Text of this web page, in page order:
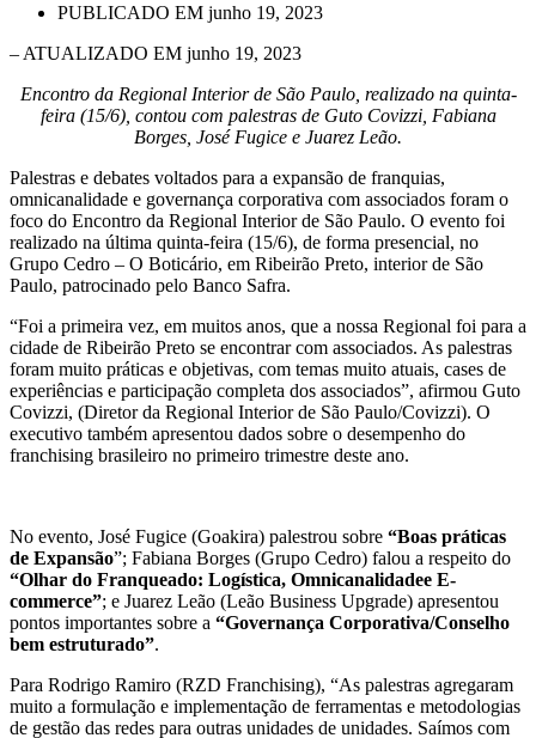
PUBLICADO EM junho 19, 2023
– ATUALIZADO EM junho 19, 2023
Encontro da Regional Interior de São Paulo, realizado na quinta-
feira (15/6), contou com palestras de Guto Covizzi, Fabiana
Borges, José Fugice e Juarez Leão.
Palestras e debates voltados para a expansão de franquias,
omnicanalidade e governança corporativa com associados foram o
foco do Encontro da Regional Interior de São Paulo. O evento foi
realizado na última quinta-feira (15/6), de forma presencial, no
Grupo Cedro – O Boticário, em Ribeirão Preto, interior de São
Paulo, patrocinado pelo Banco Safra.
“Foi a primeira vez, em muitos anos, que a nossa Regional foi para a
cidade de Ribeirão Preto se encontrar com associados. As palestras
foram muito práticas e objetivas, com temas muito atuais, cases de
experiências e participação completa dos associados”, afirmou Guto
Covizzi, (Diretor da Regional Interior de São Paulo/Covizzi). O
executivo também apresentou dados sobre o desempenho do
franchising brasileiro no primeiro trimestre deste ano.
No evento, José Fugice (Goakira) palestrou sobre “Boas práticas
de Expansão”; Fabiana Borges (Grupo Cedro) falou a respeito do
“Olhar do Franqueado: Logística, Omnicanalidadee E-
commerce”; e Juarez Leão (Leão Business Upgrade) apresentou
pontos importantes sobre a “Governança Corporativa/Conselho
bem estruturado”.
Para Rodrigo Ramiro (RZD Franchising), “As palestras agregaram
muito a formulação e implementação de ferramentas e metodologias
de gestão das redes para outras unidades de unidades. Saímos com